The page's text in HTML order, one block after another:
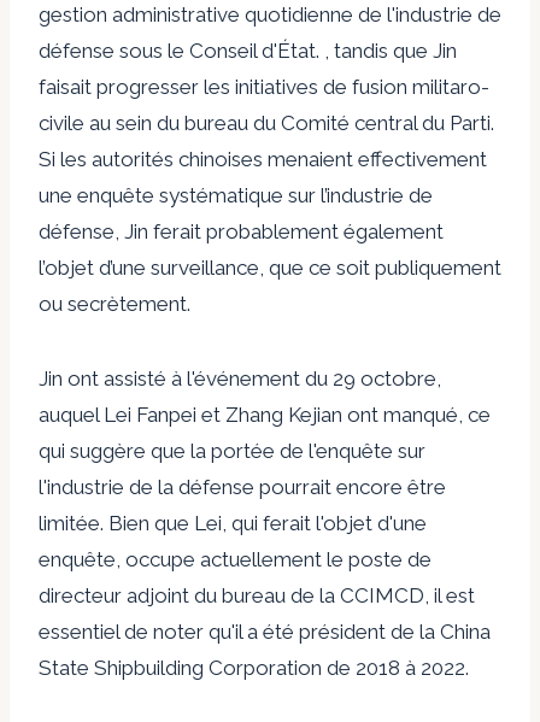
gestion administrative quotidienne de l'industrie de
défense sous le Conseil d'État. , tandis que Jin
faisait progresser les initiatives de fusion militaro-
civile au sein du bureau du Comité central du Parti.
Si les autorités chinoises menaient effectivement
une enquête systématique sur l’industrie de
défense, Jin ferait probablement également
l’objet d’une surveillance, que ce soit publiquement
ou secrètement.
Jin ont assisté à l'événement du 29 octobre,
auquel Lei Fanpei et Zhang Kejian ont manqué, ce
qui suggère que la portée de l'enquête sur
l'industrie de la défense pourrait encore être
limitée. Bien que Lei, qui ferait l'objet d'une
enquête, occupe actuellement le poste de
directeur adjoint du bureau de la CCIMCD, il est
essentiel de noter qu'il a été président de la China
State Shipbuilding Corporation de 2018 à 2022.